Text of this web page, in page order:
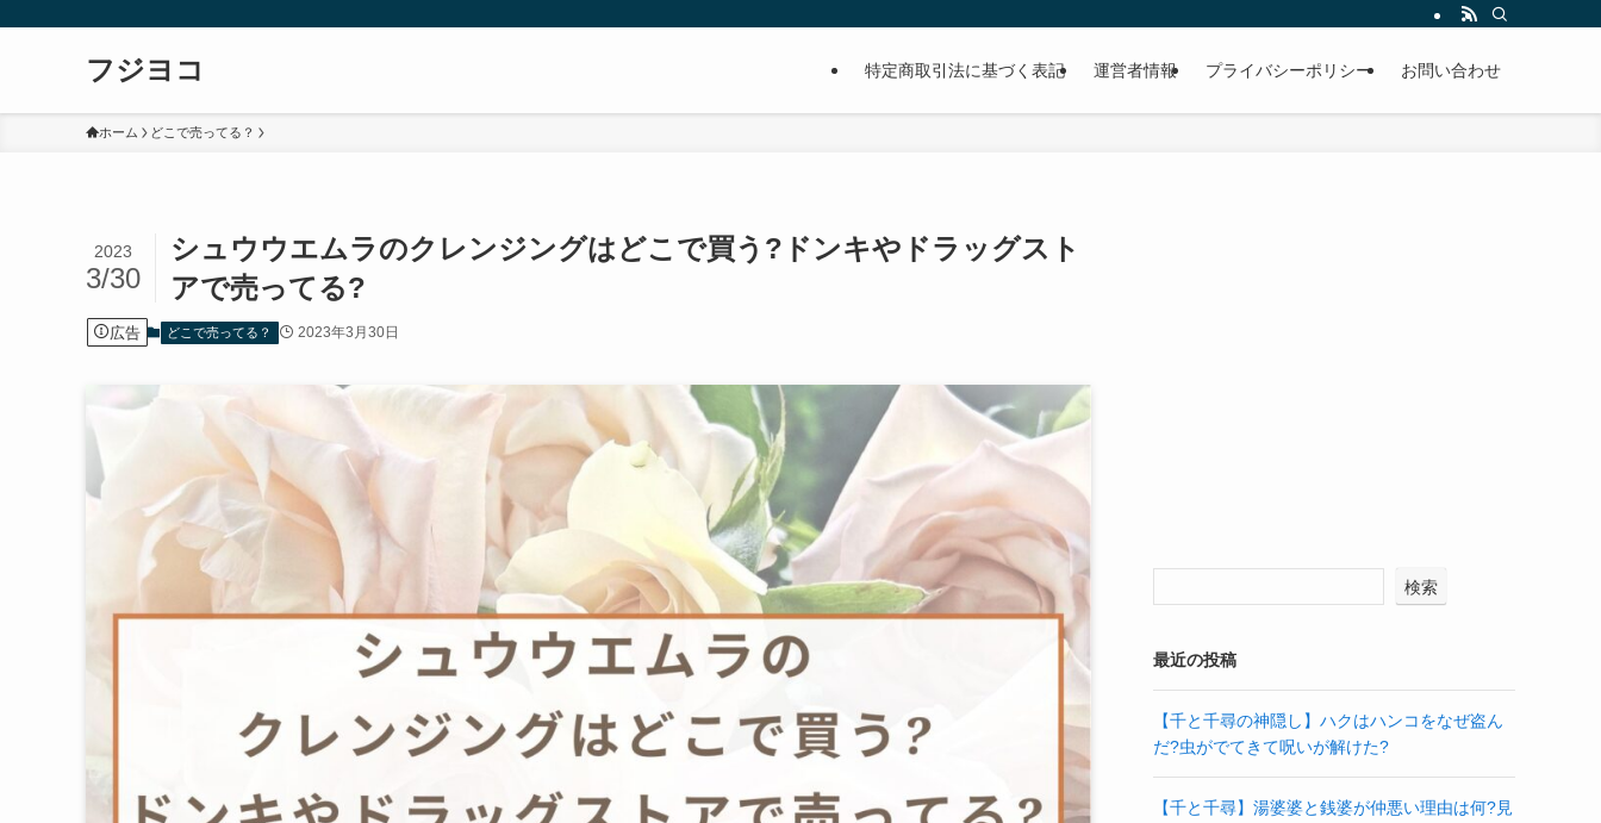
フジヨコ 特定商取引法に基づく表記 運営者情報 プライバシーポリシー お問い合わせ
ホーム どこで売ってる？
シュウウエムラのクレンジングはどこで買う?ドンキやドラッグスト
アで売ってる?
2023
3/30
広告 どこで売ってる？ 2023年3月30日
検索
最近の投稿
【千と千尋の神隠し】ハクはハンコをなぜ盗ん
だ?虫がでてきて呪いが解けた?
【千と千尋】湯婆婆と銭婆が仲悪い理由は何?見